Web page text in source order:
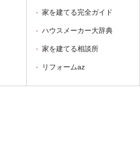
家を建てる完全ガイド
ハウスメーカー大辞典
家を建てる相談所
リフォームaz